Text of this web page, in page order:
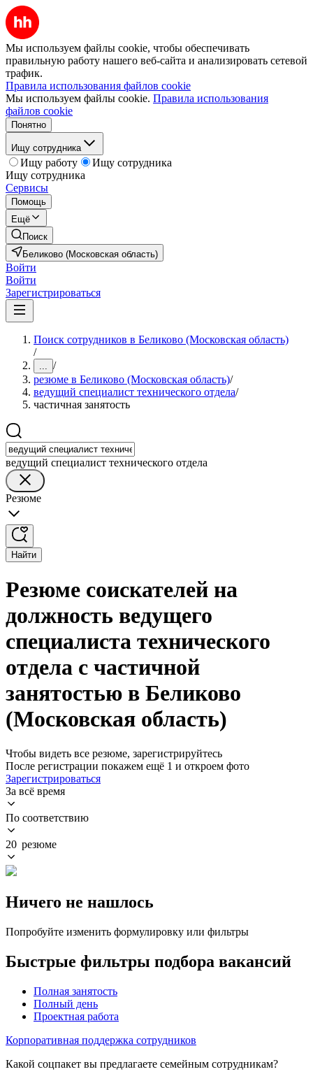
Мы используем файлы cookie, чтобы обеспечивать
правильную работу нашего веб-сайта и анализировать сетевой
трафик.
Правила использования файлов cookie
Мы используем файлы cookie. Правила использования
файлов cookie
Понятно
Ищу сотрудника
Ищу работу
Ищу сотрудника
Ищу сотрудника
Сервисы
Помощь
Ещё
Поиск
Беликово (Московская область)
Войти
Войти
Зарегистрироваться
Поиск сотрудников в Беликово (Московская область)
/
... /
резюме в Беликово (Московская область)/
ведущий специалист технического отдела/
частичная занятость
ведущий специалист технического отдела
Резюме
Найти
Резюме соискателей на
должность ведущего
специалиста технического
отдела с частичной
занятостью в Беликово
(Московская область)
Чтобы видеть все резюме, зарегистрируйтесь
После регистрации покажем ещё 1 и откроем фото
Зарегистрироваться
За всё время
По соответствию
20 резюме
Ничего не нашлось
Попробуйте изменить формулировку или фильтры
Быстрые фильтры подбора вакансий
Полная занятость
Полный день
Проектная работа
Корпоративная поддержка сотрудников
Какой соцпакет вы предлагаете семейным сотрудникам?